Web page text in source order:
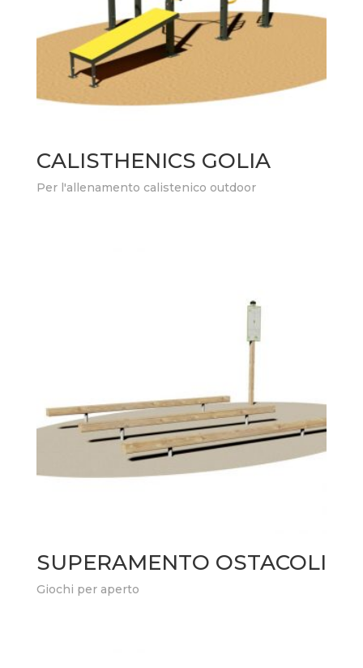
CALISTHENICS GOLIA
Per l'allenamento calistenico outdoor
SUPERAMENTO OSTACOLI
Giochi per aperto